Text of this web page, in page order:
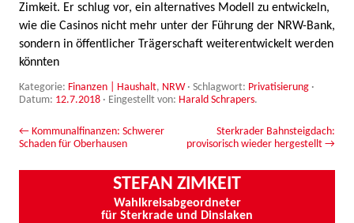
Zimkeit. Er schlug vor, ein alternatives Modell zu entwickeln,
wie die Casinos nicht mehr unter der Führung der NRW-Bank,
sondern in öffentlicher Trägerschaft weiterentwickelt werden
könnten
Kategorie: Finanzen | Haushalt, NRW· Schlagwort: Privatisierung ·
Datum: 12.7.2018 · Eingestellt von: Harald Schrapers.
Beitrags-Navigation
← Kommunalfinanzen: Schwerer
Schaden für Oberhausen
Sterkrader Bahnsteigdach:
provisorisch wieder hergestellt →
STEFAN ZIMKEIT
Wahlkreisabgeordneter
für Sterkrade und Dinslaken